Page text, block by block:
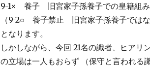
9-1× 養子 旧宮家子孫養子での皇籍組
（9-2○ 養子禁止 旧宮家子孫養子ではな
となります。
しかしながら、今回 21名の識者、ヒアリ
の立場は一人もおらず （保守と言われる